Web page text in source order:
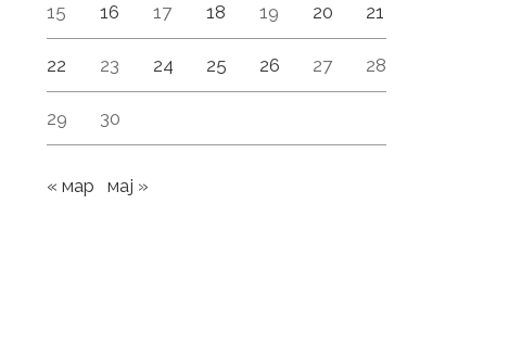
15 16 17 18 19 20 21
22 23 24 25 26 27 28
29 30
« мар мај »